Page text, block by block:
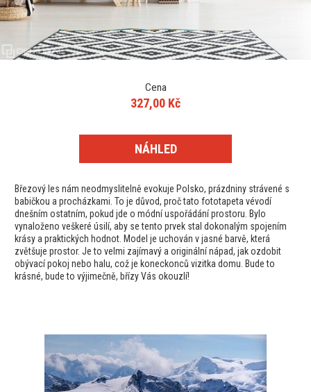
Cena
327,00 Kč
NÁHLED
Březový les nám neodmyslitelně evokuje Polsko, prázdniny strávené s
babičkou a procházkami. To je důvod, proč tato fototapeta vévodí
dnešním ostatním, pokud jde o módní uspořádání prostoru. Bylo
vynaloženo veškeré úsilí, aby se tento prvek stal dokonalým spojením
krásy a praktických hodnot. Model je uchován v jasné barvě, která
zvětšuje prostor. Je to velmi zajímavý a originální nápad, jak ozdobit
obývací pokoj nebo halu, což je koneckonců vizitka domu. Bude to
krásné, bude to výjimečně, břízy Vás okouzlí!